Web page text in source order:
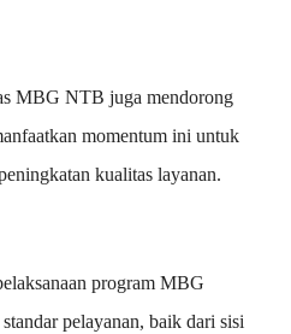
MBG NTB juga mendorong
momentum ini untuk
kualitas layanan.
program MBG
pelayanan, baik dari sisi